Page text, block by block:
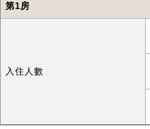
第1房
入住人數